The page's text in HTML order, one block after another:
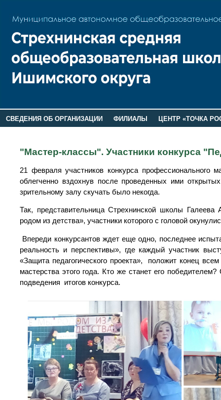
СВЕДЕНИЯ ОБ ОРГАНИЗАЦИИ ФИЛИАЛЫ
ЦЕНТР «ТОЧКА
"Мастер-классы". Участники конкурса
21 февраля участников конкурса профессионального
облегченно вздохнув после проведенных ими
зрительному залу скучать было некогда.
Так, представительница Стрехнинской школы
родом из детства», участники которого с головой
Впереди конкурсантов ждет еще одно, последнее
реальность и перспективы», где каждый участник
«Защита педагогического проекта», положит конец
мастерства этого года. Кто же станет его
подведения итогов конкурса.